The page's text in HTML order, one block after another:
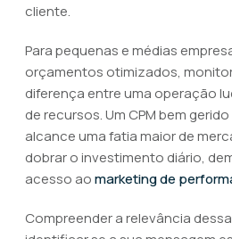
cliente.
Para pequenas e médias
orçamentos otimizados,
diferença entre uma operação
de recursos. Um CPM bem
alcance uma fatia maior de
dobrar o investimento diário,
acesso aomarketing de
Compreender a relevância